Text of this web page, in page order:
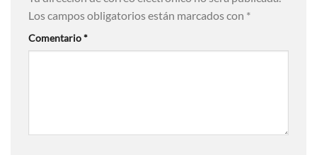
Los campos obligatorios están marcados con *
Comentario*